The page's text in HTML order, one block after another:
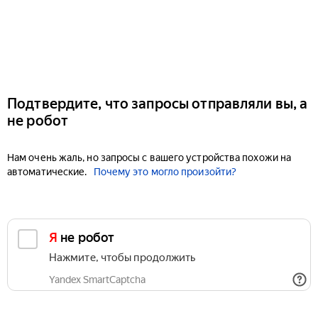
Подтвердите, что запросы отправляли вы, а
не робот
Нам очень жаль, но запросы с вашего устройства похожи на
автоматические.
Почему это могло произойти?
Я не робот
Нажмите, чтобы продолжить
Yandex SmartCaptcha